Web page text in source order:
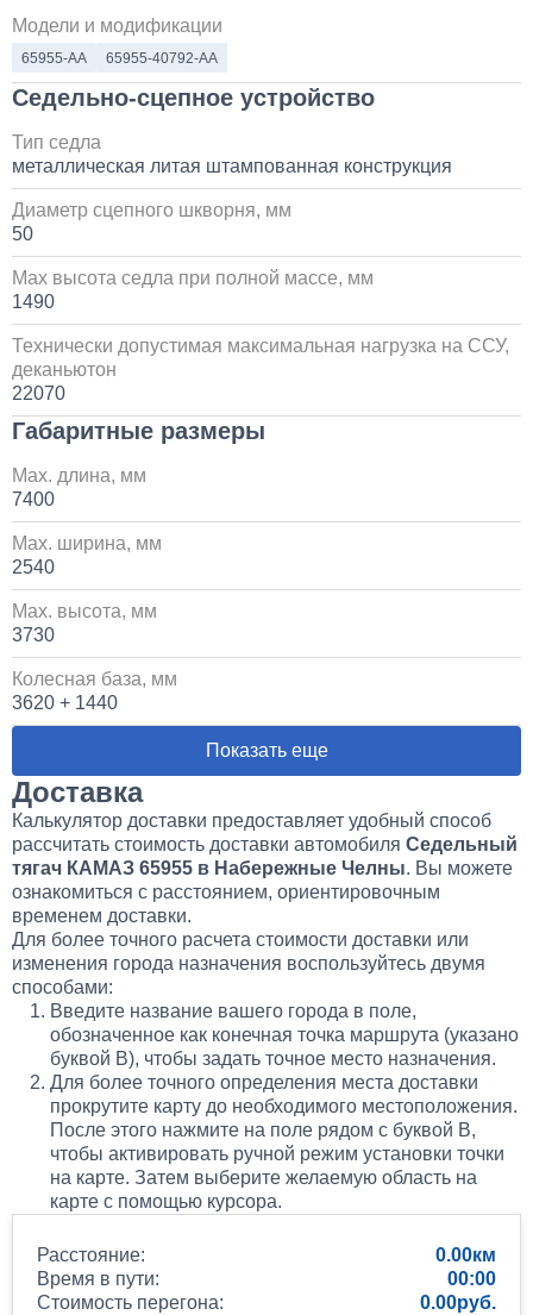
Установка системы контроля положения
самосвального кузова
Установка сдвоенной двухрядной кабины с
увеличенным салоном
1 700 000
Установка пневмоподвески на воздушных подушках
на КАМАЗ
1 день
Установка стояночного кондиционера JUKOOL FT-
TAC-PI09 на крышу
1 день
Установка Bi-LED линз в фары КАМАЗ
45 000
Модели и модификации
65955-АА 65955-40792-АА
Седельно-сцепное устройство
Тип седла
металлическая литая штампованная конструкция
Диаметр сцепного шкворня, мм
50
Max высота седла при полной массе, мм
1490
Технически допустимая максимальная нагрузка на ССУ,
деканьютон
22070
Габаритные размеры
Max. длина, мм
7400
Max. ширина, мм
2540
Max. высота, мм
3730
Колесная база, мм
3620 + 1440
Показать еще
Доставка
Калькулятор доставки предоставляет удобный способ
рассчитать стоимость доставки автомобиля Седельный
тягач КАМАЗ 65955 в Набережные Челны. Вы можете
ознакомиться с расстоянием, ориентировочным
временем доставки.
Для более точного расчета стоимости доставки или
изменения города назначения воспользуйтесь двумя
способами:
Введите название вашего города в поле,
обозначенное как конечная точка маршрута (указано
буквой B), чтобы задать точное место назначения.
Для более точного определения места доставки
прокрутите карту до необходимого местоположения.
После этого нажмите на поле рядом с буквой B,
чтобы активировать ручной режим установки точки
на карте. Затем выберите желаемую область на
карте с помощью курсора.
Расстояние:
0.00
Время в пути:
00:00
Стоимость перегона:
0.00